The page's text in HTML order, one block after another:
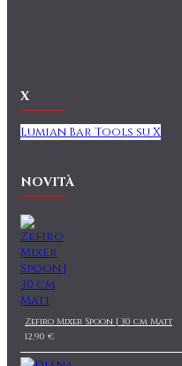
X
Lumian Bar Tools su X
NOVITÀ
Zefiro Mixer Spoon | 30 cm Matt
12,90 €